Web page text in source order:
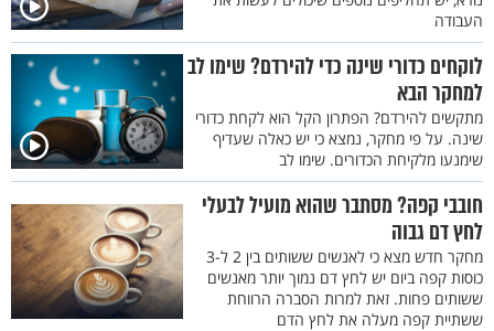
העבודה
לוקחים כדורי שינה כדי להירדם? שימו לב
למחקר הבא
מתקשים להירדם? הפתרון הקל הוא לקחת כדורי
שינה. על פי מחקר, נמצא כי יש כאלה שעדיף
שימנעו מלקיחת הכדורים. שימו לב
חובבי קפה? מסתבר שהוא מועיל לבעלי
לחץ דם גבוה
מחקר חדש מצא כי לאנשים ששותים בין 2 ל-3
כוסות קפה ביום יש לחץ דם נמוך יותר מאנשים
ששותים פחות. זאת למרות הסברה הרווחת
ששתיית קפה מעלה את לחץ הדם